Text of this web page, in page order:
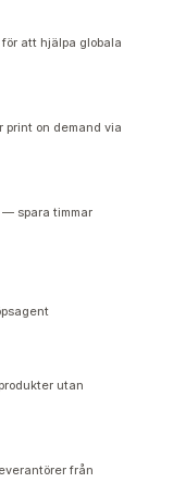
att hjälpa globala
print on demand via
— spara timmar
utan
från